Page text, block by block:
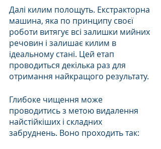
Далі килим полощуть. Екстракторна
машина, яка по принципу своєї
роботи витягує всі залишки мийних
речовин і залишає килим в
ідеальному стані. Цей етап
проводиться декілька раз для
отримання найкращого результату.
Глибоке чищення може
проводитись з метою видалення
найстійкіших і складних
забруднень. Воно проходить так: